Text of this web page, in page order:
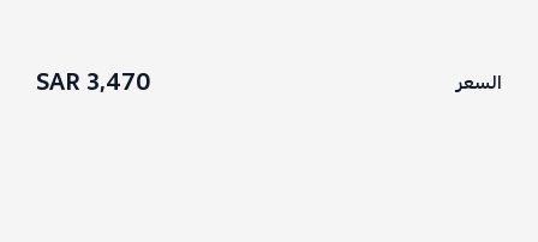
السعر 3,470 SAR